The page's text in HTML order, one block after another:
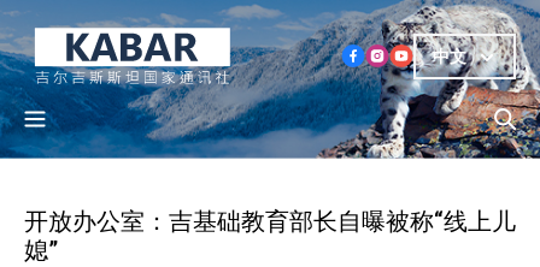
中文
开放办公室：吉基础教育部长自曝被称“线上儿
媳”